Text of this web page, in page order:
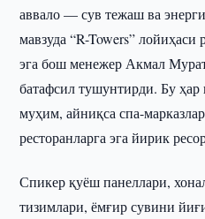
аввало — сув тежаш ва
мавзуда “R-Towers” лойиҳаси
эга бош менежер Акмал
батафсил тушунтирди. Бу
муҳим, айниқса спа-
ресторанларга эга йирик
Спикер қуёш панеллари,
тизимлари, ёмғир сувини